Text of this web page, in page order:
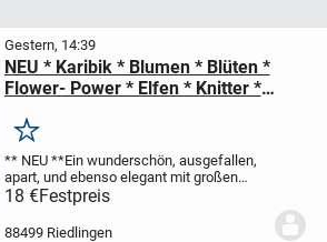
Gestern, 14:39
NEU * Karibik * Blumen * Blüten *
Flower- Power * Elfen * Knitter *
Linie * Rock "HIRSCH." Gr. 38- 40/ S-
M * pink * rosè grün * mandarin *
orange * gelb * weiß *
Merken
** NEU **Ein wunderschön, ausgefallen,
apart, und ebenso elegant mit großen
Karibik- Blumen * Blütem * Flower-
pink * rosè grün * mandarin *
orange * gelb * weiß *
18 €Festpreis
88499 Riedlingen